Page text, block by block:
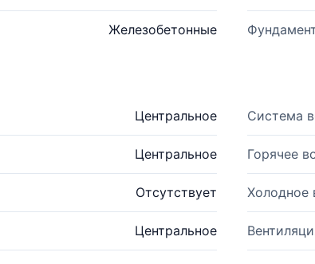
Железобетонные
Центральное Система
Центральное Горячее
Отсутствует Холодное
Центральное